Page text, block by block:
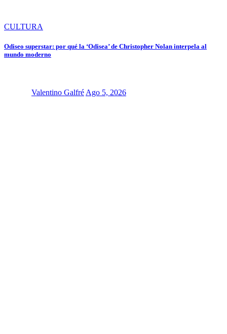
CULTURA
Odiseo superstar: por qué la ‘Odisea’ de Christopher Nolan interpela al
mundo moderno
Valentino Galfré Ago 5, 2026